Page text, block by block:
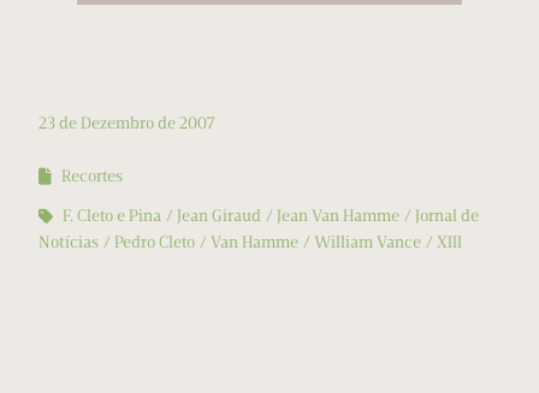
23 de Dezembro de 2007
Recortes
F. Cleto e Pina
Jean Giraud Jean Van Hamme
Jornal de
Notícias
Pedro Cleto Van Hamme William Vance XIII